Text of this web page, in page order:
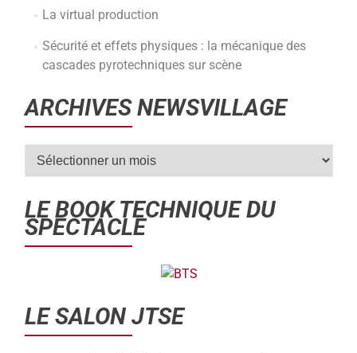
La virtual production
Sécurité et effets physiques : la mécanique des
cascades pyrotechniques sur scène
ARCHIVES NEWSVILLAGE
LE BOOK TECHNIQUE DU
SPECTACLE
LE SALON JTSE